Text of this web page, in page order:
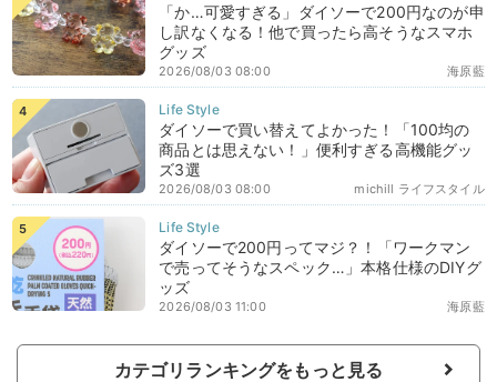
「か…可愛すぎる」ダイソーで200円なのが申
し訳なくなる！他で買ったら高そうなスマホ
グッズ
海原藍
2026/08/03 08:00
ダイソーで買い替えてよかった！「100均の
商品とは思えない！」便利すぎる高機能グッ
ズ3選
michill ライフスタイル
2026/08/03 08:00
ダイソーで200円ってマジ？！「ワークマン
で売ってそうなスペック…」本格仕様のDIYグ
ッズ
海原藍
2026/08/03 11:00
カテゴリランキングをもっと見る